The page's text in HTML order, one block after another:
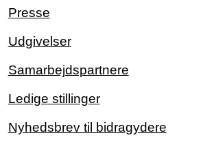
Presse
Udgivelser
Samarbejdspartnere
Ledige stillinger
Nyhedsbrev til bidragydere